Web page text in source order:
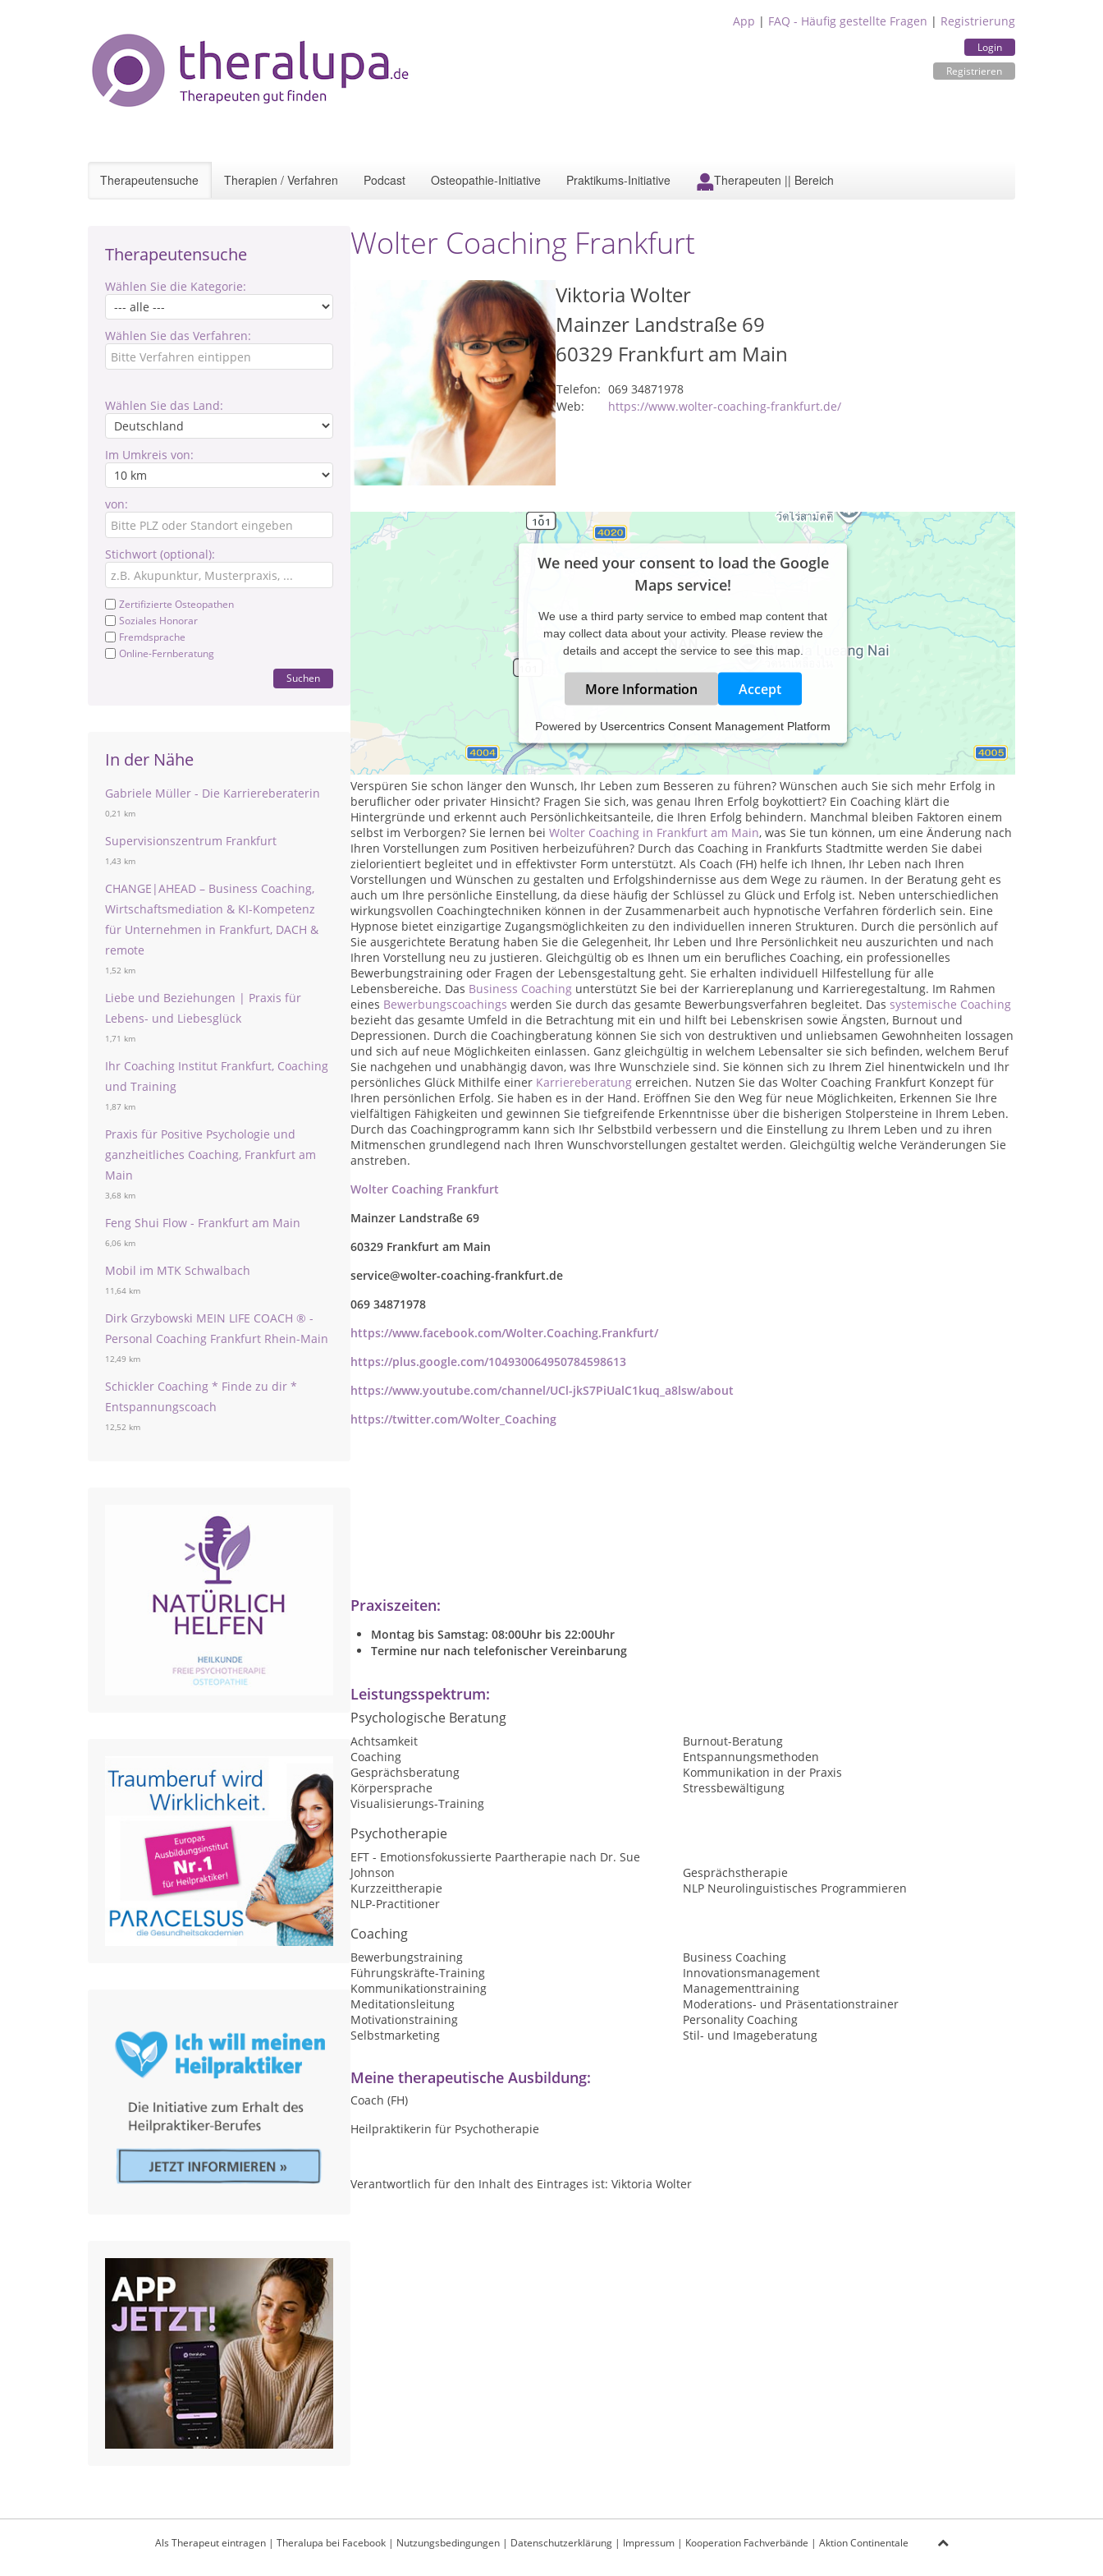
App | FAQ - Häufig gestellte Fragen | Registrierung
Login
Registrieren
Therapeutensuche Therapien / Verfahren Podcast Osteopathie-Initiative Praktikums-Initiative Therapeuten || Bereich
Therapeutensuche
Wählen Sie die Kategorie:
Wählen Sie das Verfahren:
Wählen Sie das Land:
Im Umkreis von:
von:
Stichwort (optional):
Zertifizierte Osteopathen
Soziales Honorar
Fremdsprache
Online-Fernberatung
Suchen
In der Nähe
Gabriele Müller - Die Karriereberaterin
0,21 km
Supervisionszentrum Frankfurt
1,43 km
CHANGE|AHEAD – Business Coaching,
Wirtschaftsmediation & KI-Kompetenz
für Unternehmen in Frankfurt, DACH &
remote
1,52 km
Liebe und Beziehungen | Praxis für
Lebens- und Liebesglück
1,71 km
Ihr Coaching Institut Frankfurt, Coaching
und Training
1,87 km
Praxis für Positive Psychologie und
ganzheitliches Coaching, Frankfurt am
Main
3,68 km
Feng Shui Flow - Frankfurt am Main
6,06 km
Mobil im MTK Schwalbach
11,64 km
Dirk Grzybowski MEIN LIFE COACH ® -
Personal Coaching Frankfurt Rhein-Main
12,49 km
Schickler Coaching * Finde zu dir *
Entspannungscoach
12,52 km
Wolter Coaching Frankfurt
Viktoria Wolter
Mainzer Landstraße 69
60329 Frankfurt am Main
Telefon: 069 34871978
Web:
https://www.wolter-coaching-frankfurt.de/
We need your consent to load the Google
Maps service!
We use a third party service to embed map content that
may collect data about your activity. Please review the
details and accept the service to see this map.
More Information Accept
Powered by Usercentrics Consent Management Platform
Wenn Sie eine Veränderung in Ihrem Leben wünschen oder Ihre Denkgewohnheiten und Verhaltensmuster neu
gestalten möchten, dann sind Sie bei Wolter Coaching Frankfurt richtig.
Verspüren Sie schon länger den Wunsch, Ihr Leben zum Besseren zu führen? Wünschen auch Sie sich mehr Erfolg in
beruflicher oder privater Hinsicht? Fragen Sie sich, was genau Ihren Erfolg boykottiert? Ein Coaching klärt die
Hintergründe und erkennt auch Persönlichkeitsanteile, die Ihren Erfolg behindern. Manchmal bleiben Faktoren einem
selbst im Verborgen? Sie lernen bei Wolter Coaching in Frankfurt am Main, was Sie tun können, um eine Änderung nach
Ihren Vorstellungen zum Positiven herbeizuführen? Durch das Coaching in Frankfurts Stadtmitte werden Sie dabei
zielorientiert begleitet und in effektivster Form unterstützt. Als Coach (FH) helfe ich Ihnen, Ihr Leben nach Ihren
Vorstellungen und Wünschen zu gestalten und Erfolgshindernisse aus dem Wege zu räumen. In der Beratung geht es
auch um Ihre persönliche Einstellung, da diese häufig der Schlüssel zu Glück und Erfolg ist. Neben unterschiedlichen
wirkungsvollen Coachingtechniken können in der Zusammenarbeit auch hypnotische Verfahren förderlich sein. Eine
Hypnose bietet einzigartige Zugangsmöglichkeiten zu den individuellen inneren Strukturen. Durch die persönlich auf
Sie ausgerichtete Beratung haben Sie die Gelegenheit, Ihr Leben und Ihre Persönlichkeit neu auszurichten und nach
Ihren Vorstellung neu zu justieren. Gleichgültig ob es Ihnen um ein berufliches Coaching, ein professionelles
Bewerbungstraining oder Fragen der Lebensgestaltung geht. Sie erhalten individuell Hilfestellung für alle
Lebensbereiche. Das Business Coaching unterstützt Sie bei der Karriereplanung und Karrieregestaltung. Im Rahmen
eines Bewerbungscoachings werden Sie durch das gesamte Bewerbungsverfahren begleitet. Das systemische Coaching
bezieht das gesamte Umfeld in die Betrachtung mit ein und hilft bei Lebenskrisen sowie Ängsten, Burnout und
Depressionen. Durch die Coachingberatung können Sie sich von destruktiven und unliebsamen Gewohnheiten lossagen
und sich auf neue Möglichkeiten einlassen. Ganz gleichgültig in welchem Lebensalter sie sich befinden, welchem Beruf
Sie nachgehen und unabhängig davon, was Ihre Wunschziele sind. Sie können sich zu Ihrem Ziel hinentwickeln und Ihr
persönliches Glück Mithilfe einer Karriereberatung erreichen. Nutzen Sie das Wolter Coaching Frankfurt Konzept für
Ihren persönlichen Erfolg. Sie haben es in der Hand. Eröffnen Sie den Weg für neue Möglichkeiten, Erkennen Sie Ihre
vielfältigen Fähigkeiten und gewinnen Sie tiefgreifende Erkenntnisse über die bisherigen Stolpersteine in Ihrem Leben.
Durch das Coachingprogramm kann sich Ihr Selbstbild verbessern und die Einstellung zu Ihrem Leben und zu ihren
Mitmenschen grundlegend nach Ihren Wunschvorstellungen gestaltet werden. Gleichgültig welche Veränderungen Sie
anstreben.
Wolter Coaching Frankfurt
Mainzer Landstraße 69
60329 Frankfurt am Main
service@wolter-coaching-frankfurt.de
069 34871978
https://www.facebook.com/Wolter.Coaching.Frankfurt/
https://plus.google.com/104930064950784598613
https://www.youtube.com/channel/UCl-jkS7PiUalC1kuq_a8lsw/about
https://twitter.com/Wolter_Coaching
Praxiszeiten:
Montag bis Samstag: 08:00Uhr bis 22:00Uhr
Termine nur nach telefonischer Vereinbarung
Leistungsspektrum:
Psychologische Beratung
Achtsamkeit
Burnout-Beratung
Coaching
Entspannungsmethoden
Gesprächsberatung
Kommunikation in der Praxis
Körpersprache
Stressbewältigung
Visualisierungs-Training
Psychotherapie
EFT - Emotionsfokussierte Paartherapie nach Dr. Sue
Johnson
Gesprächstherapie
Kurzzeittherapie
NLP Neurolinguistisches Programmieren
NLP-Practitioner
Coaching
Bewerbungstraining
Business Coaching
Führungskräfte-Training
Innovationsmanagement
Kommunikationstraining
Managementtraining
Meditationsleitung
Moderations- und Präsentationstrainer
Motivationstraining
Personality Coaching
Selbstmarketing
Stil- und Imageberatung
Meine therapeutische Ausbildung:
Coach (FH)
Heilpraktikerin für Psychotherapie
Verantwortlich für den Inhalt des Eintrages ist: Viktoria Wolter
Als Therapeut eintragen| Theralupa bei Facebook| Nutzungsbedingungen| Datenschutzerklärung| Impressum| Kooperation Fachverbände | Aktion Continentale